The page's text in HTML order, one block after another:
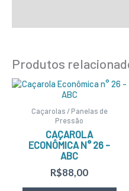
Produtos
Caçarolas / Panelas de
Pressão
CAÇAROLA
ECONÔMICA N° 26 –
ABC
R$88,00